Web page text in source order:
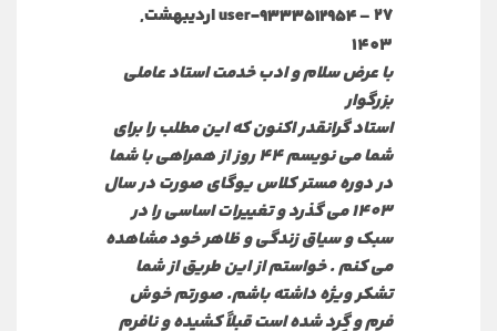
نمره5از
user-9333512954–
27 اردیبهشت,
1403
با عرض سلام و ادب خدمت استاد عاملی
بزرگوار
استاد گرانقدر اکنون که این مطلب را برای
شما می نویسم 44 روز از همراهی با شما
در دوره مستر کلاس یوگای صورت در سال
1403 می گذرد و تغییرات اساسی را در
سبک و سیاق زندگی و ظاهر خود مشاهده
می کنم . خواستم از این طریق از شما
تشکر ویژه داشته باشم. صورتم خوش
فرم و گِرد شده است قبلاً کشیده و نافرم